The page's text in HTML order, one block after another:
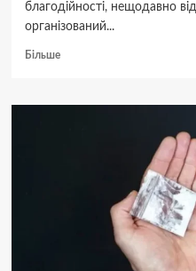
благодійності, нещодавно
організований...
БільшеДокладніше
серед
фестивалі</strong>